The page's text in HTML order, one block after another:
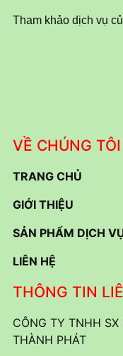
Tham khảo dịch vụ
VỀ CHÚNG TÔI
TRANG CHỦ
GIỚI THIỆU
SẢN PHẨM DỊCH
LIÊN HỆ
THÔNG TIN
CÔNG TY TNHH
THÀNH PHÁT